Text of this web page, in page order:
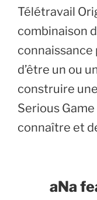
Télétravail
combinaison
connaissance
d’être un ou
construire
Serious
connaître et
aNa